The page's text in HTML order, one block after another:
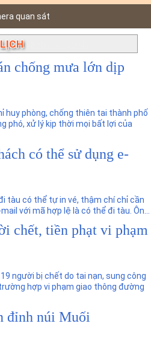
n
quan sát
with label
.
chống mưa lớn dịp
huy phòng, chống thiên tai thành phố
phó, xử lý kịp thời mọi bất lợi của
có thể sử dụng e-
tàu có thể tự in vé, thậm chí chỉ cần
với mã hợp lệ là có thể đi tàu. Ôn...
chết, tiền phạt vi phạm
người bị chết do tai nạn, sung công
hợp vi phạm giao thông đường
đỉnh núi Muối